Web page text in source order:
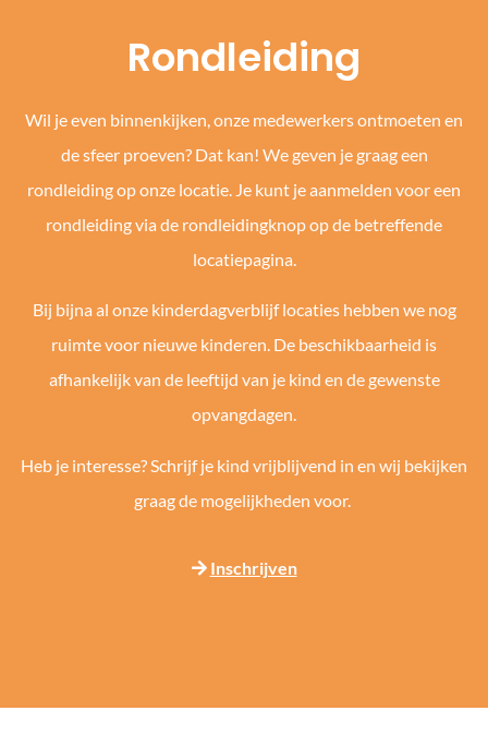
Rondleiding
Wil je even binnenkijken, onze medewerkers ontmoeten en
de sfeer proeven? Dat kan! We geven je graag een
rondleiding op onze locatie. Je kunt je aanmelden voor een
rondleiding via de rondleidingknop op de betreffende
locatiepagina.
Bij bijna al onze kinderdagverblijf locaties hebben we nog
ruimte voor nieuwe kinderen. De beschikbaarheid is
afhankelijk van de leeftijd van je kind en de gewenste
opvangdagen.
Heb je interesse? Schrijf je kind vrijblijvend in en wij bekijken
graag de mogelijkheden voor.
Inschrijven